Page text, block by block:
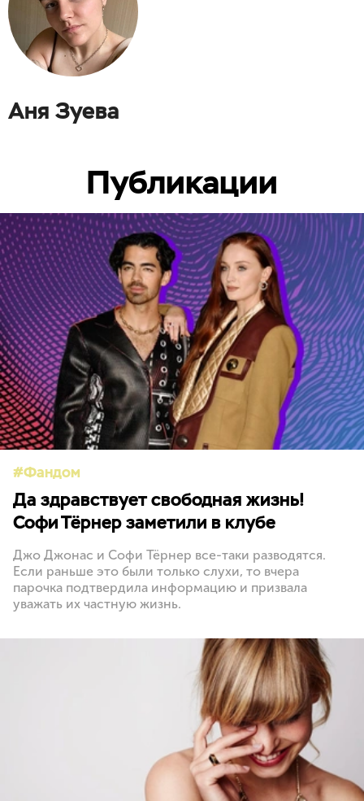
Аня Зуева
Публикации
Фандом
Да здравствует свободная жизнь!
Софи Тёрнер заметили в клубе
Джо Джонас и Софи Тёрнер все-таки разводятся.
Если раньше это были только слухи, то вчера
парочка подтвердила информацию и призвала
уважать их частную жизнь.